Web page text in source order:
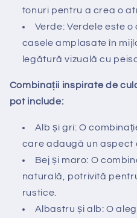
tonuri pentru a crea o
Verde: Verdele este
casele amplasate în
legătură vizuală cu
Combinații inspirate de
pot include:
Alb și gri: O
care adaugă un aspect
Bej și maro: O
naturală, potrivită
rustice.
Albastru și alb: O